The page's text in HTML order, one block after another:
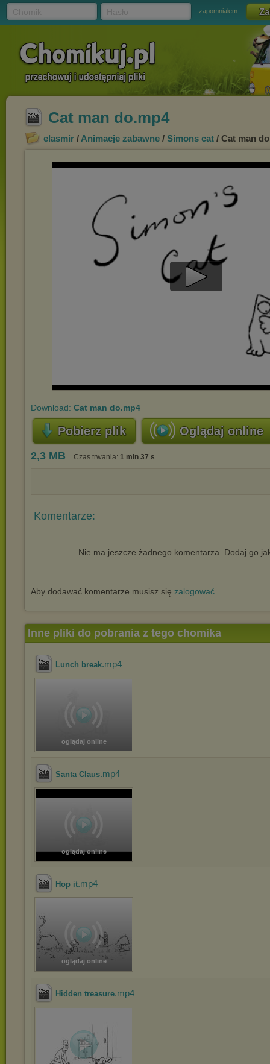
zapomniałem
Cat man do.mp4
elasmir / Animacje zabawne / Simons cat / Cat man
Play
Download: Cat man do.mp4
Pobierz plik Oglądaj online
2,3 MB Czas trwania: 1 min 37 s
Komentarze:
Nie ma jeszcze żadnego komentarza. Dodaj go
Aby dodawać komentarze musisz się zalogować
Inne pliki do pobrania z tego chomika
Lunch break.mp4
oglądaj online
Santa Claus.mp4
oglądaj online
Hop it.mp4
oglądaj online
Hidden treasure.mp4